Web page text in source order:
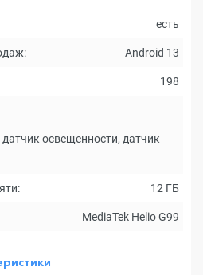
есть
Android 13
198
освещенности, датчик
12 ГБ
MediaTek Helio G99